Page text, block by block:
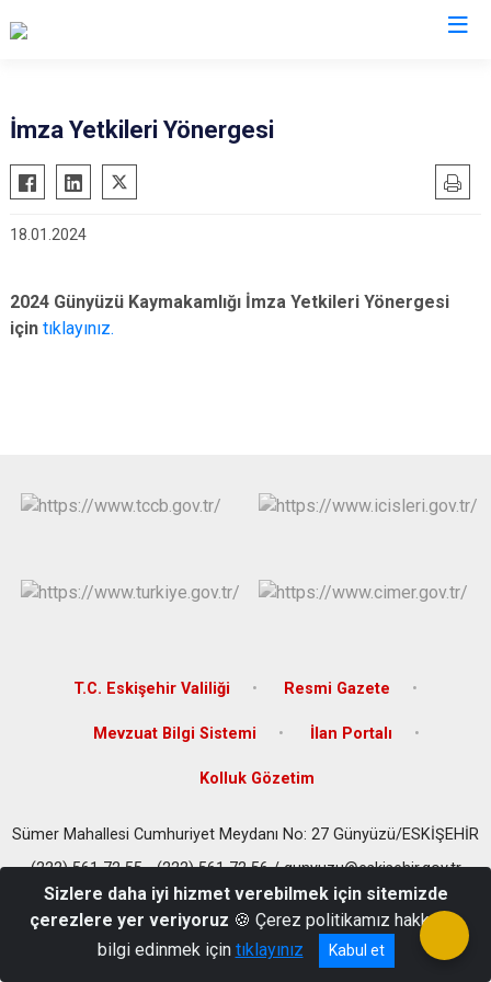
Alpu
Beylikova
Çifteler
Han
İnönü
Sivrihisar
İmza Yetkileri Yönergesi
18.01.2024
2024 Günyüzü Kaymakamlığı İmza Yetkileri Yönergesi
için tıklayınız.
T.C. Eskişehir Valiliği Resmi Gazete
Mevzuat Bilgi Sistemi İlan Portalı
Kolluk Gözetim
Sümer Mahallesi Cumhuriyet Meydanı No: 27 Günyüzü/ESKİŞEHİR
(222) 561 72 55 - (222) 561 72 56 / gunyuzu@eskisehir.gov.tr
Sizlere daha iyi hizmet verebilmek için sitemizde
çerezlere yer veriyoruz 🍪 Çerez politikamız hakkında
bilgi edinmek için tıklayınız Kabul et